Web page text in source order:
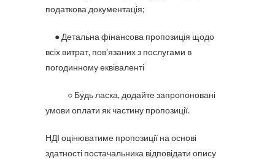
податкова документація;
● Детальна фінансова пропозиція щодо
всіх витрат, пов’язаних з послугами в
погодинному еквіваленті
○ Будь ласка, додайте запропоновані
умови оплати як частину пропозиції.
НДІ оцінюватиме пропозиції на основі
здатності постачальника відповідати опису